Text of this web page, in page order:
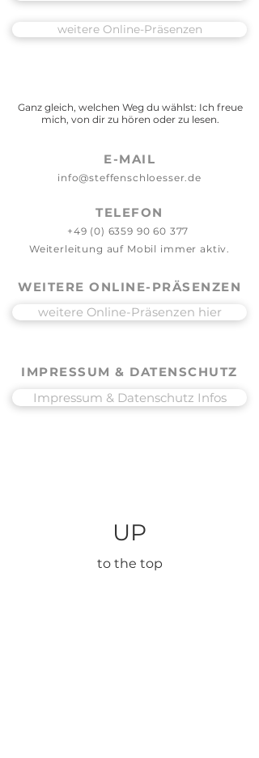
weitere Online-Präsenzen
Ganz gleich, welchen Weg du wählst: Ich freue
mich, von dir zu hören oder zu lesen.
E-MAIL
info@steffenschloesser.de
TELEFON
+49 (0) 6359 90 60 377
Weiterleitung auf Mobil immer aktiv.
WEITERE ONLINE-PRÄSENZEN
weitere Online-Präsenzen hier
IMPRESSUM & DATENSCHUTZ
Impressum & Datenschutz Infos
UP
to the top